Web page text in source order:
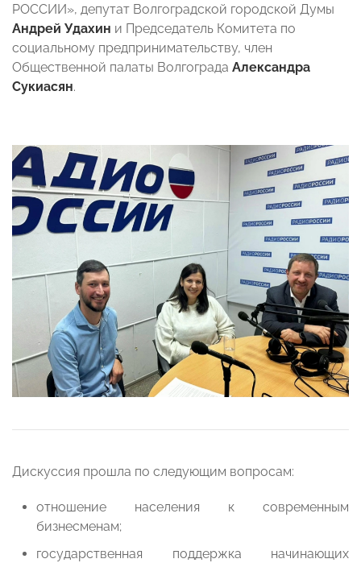
РОССИИ», депутат Волгоградской городской Думы
Андрей Удахин и Председатель Комитета по
социальному предпринимательству, член
Общественной палаты Волгограда Александра
Сукиасян.
Дискуссия прошла по следующим вопросам:
отношение населения к современным
бизнесменам;
государственная поддержка начинающих